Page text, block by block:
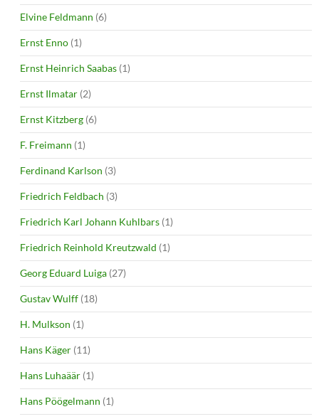
Elvine Feldmann (6)
Ernst Enno (1)
Ernst Heinrich Saabas (1)
Ernst Ilmatar (2)
Ernst Kitzberg (6)
F. Freimann (1)
Ferdinand Karlson (3)
Friedrich Feldbach (3)
Friedrich Karl Johann Kuhlbars (1)
Friedrich Reinhold Kreutzwald (1)
Georg Eduard Luiga (27)
Gustav Wulff (18)
H. Mulkson (1)
Hans Käger (11)
Hans Luhaäär (1)
Hans Pöögelmann (1)